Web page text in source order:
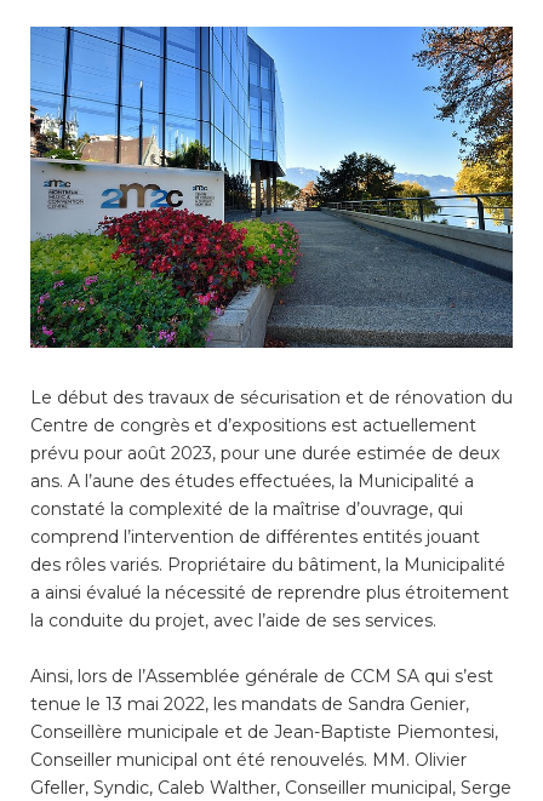
Achats
Annonces et demandes
Construction et travaux
Environnement
Locations
Mobilité
Population
Subventions, subsides, rabais
Le début des travaux de sécurisation et de rénovation du
Centre de congrès et d’expositions est actuellement
prévu pour août 2023, pour une durée estimée de deux
ans. A l’aune des études effectuées, la Municipalité a
constaté la complexité de la maîtrise d’ouvrage, qui
comprend l’intervention de différentes entités jouant
des rôles variés. Propriétaire du bâtiment, la Municipalité
a ainsi évalué la nécessité de reprendre plus étroitement
la conduite du projet, avec l’aide de ses services.
Ainsi, lors de l’Assemblée générale de CCM SA qui s’est
tenue le 13 mai 2022, les mandats de Sandra Genier,
Conseillère municipale et de Jean-Baptiste Piemontesi,
Conseiller municipal ont été renouvelés. MM. Olivier
Gfeller, Syndic, Caleb Walther, Conseiller municipal, Serge